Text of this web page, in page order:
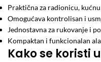
Praktična za radionicu,
Omogućava kontrolisan i
Jednostavna za rukovanje i
Kompaktan i funkcionalan
Kako se koristi